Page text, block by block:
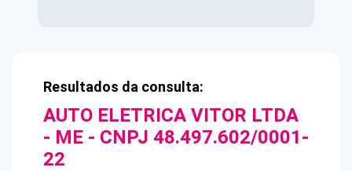
Resultados da consulta:
AUTO ELETRICA VITOR LTDA
- ME - CNPJ 48.497.602/0001-
22